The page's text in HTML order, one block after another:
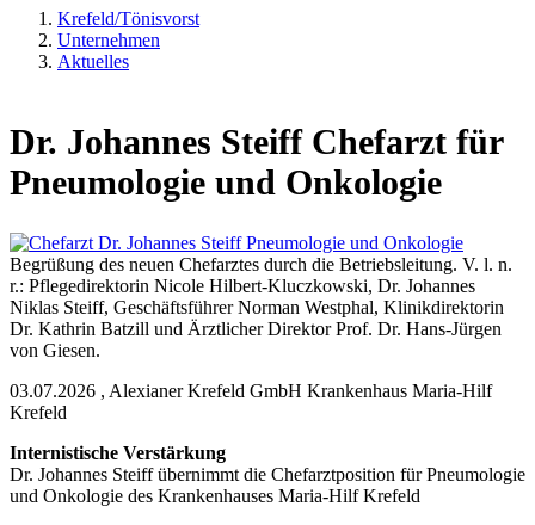
Krefeld/Tönisvorst
Unternehmen
Aktuelles
Dr. Johannes Steiff Chefarzt für
Pneumologie und Onkologie
Begrüßung des neuen Chefarztes durch die Betriebsleitung. V. l. n.
r.: Pflegedirektorin Nicole Hilbert-Kluczkowski, Dr. Johannes
Niklas Steiff, Geschäftsführer Norman Westphal, Klinikdirektorin
Dr. Kathrin Batzill und Ärztlicher Direktor Prof. Dr. Hans-Jürgen
von Giesen.
03.07.2026 , Alexianer Krefeld GmbH Krankenhaus Maria-Hilf
Krefeld
Internistische Verstärkung
Dr. Johannes Steiff übernimmt die Chefarztposition für Pneumologie
und Onkologie des Krankenhauses Maria-Hilf Krefeld